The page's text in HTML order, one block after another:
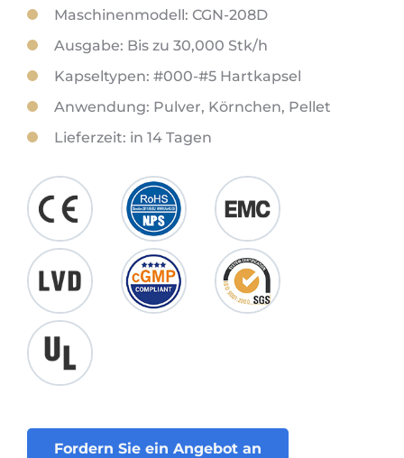
Maschinenmodell: CGN-208D
Ausgabe: Bis zu 30,000 Stk/h
Kapseltypen: #000-#5 Hartkapsel
Anwendung: Pulver, Körnchen, Pellet
Lieferzeit: in 14 Tagen
Fordern Sie ein Angebot an